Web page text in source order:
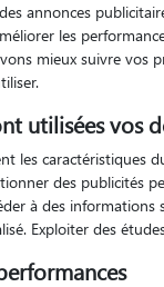
Auvergne-
à Pierre-Châtel
annonces
les
mieux suivre vos
utilisées vos
les caractéristiques
des publicités
à des
Exploiter des